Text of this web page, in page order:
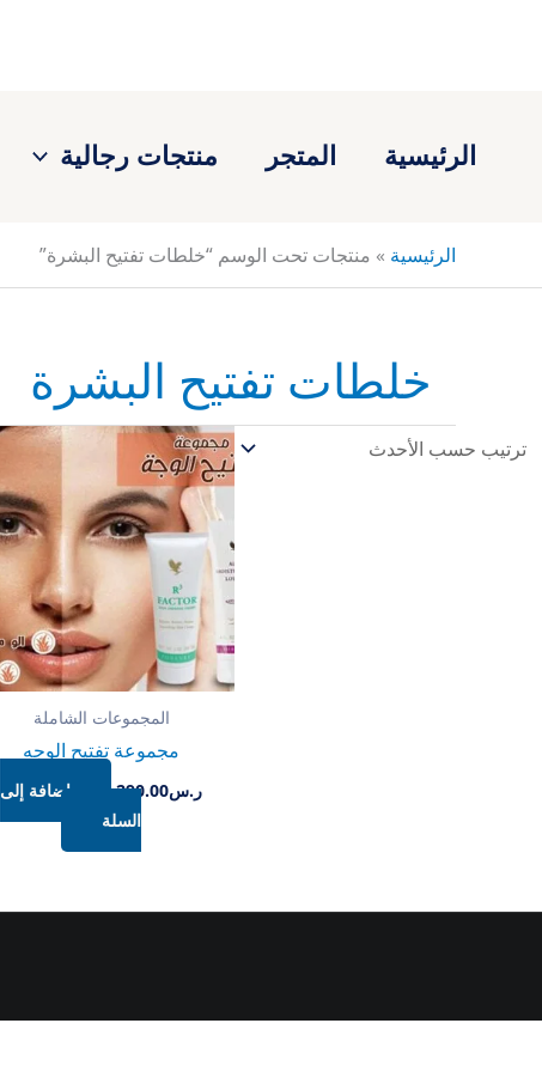
الرئيسية المتجر منتجات رجالية
الرئيسية » منتجات تحت الوسم “خلطات تفتيح البشرة”
خلطات تفتيح البشرة
المجموعات الشاملة
مجموعة تفتيح الوجه
ر.س290.00
إضافة إلى
السلة